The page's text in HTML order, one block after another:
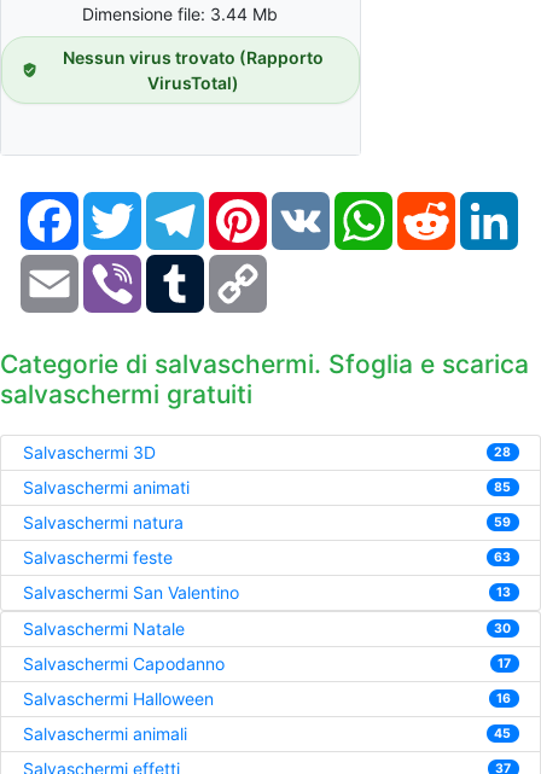
Dimensione file: 3.44 Mb
Nessun virus trovato (Rapporto
VirusTotal)
FacebookTwitter TelegramPinterestVK WhatsAppReddit
Email Viber Tumblr
Categorie di salvaschermi. Sfoglia e scarica
salvaschermi gratuiti
Salvaschermi 3D 28
Salvaschermi animati 85
Salvaschermi natura 59
Salvaschermi feste 63
Salvaschermi San Valentino 13
Salvaschermi Natale 30
Salvaschermi Capodanno 17
Salvaschermi Halloween 16
Salvaschermi animali 45
Salvaschermi effetti 37